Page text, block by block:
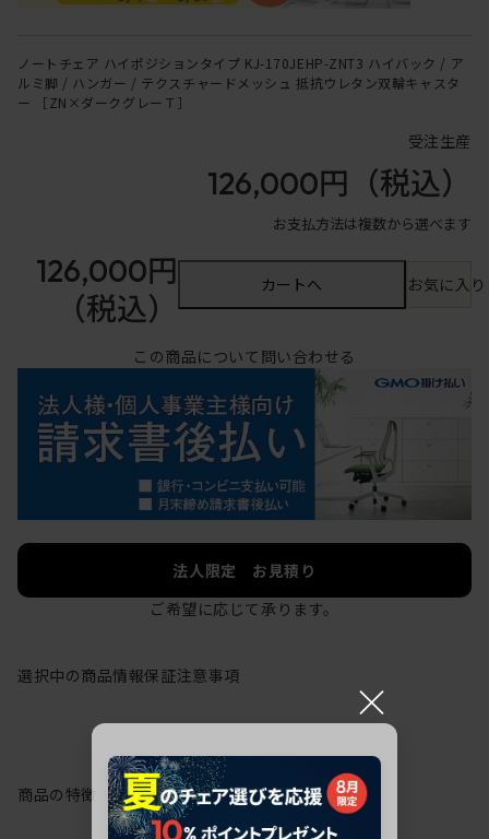
ノートチェア ハイポジションタイプ KJ-170JEHP-ZNT3 ハイバック / ア
ルミ脚 / ハンガー / テクスチャードメッシュ 抵抗ウレタン双輪キャスタ
ー ［ZN×ダークグレーＴ］
受注生産
126,000円 （税込）
お支払方法は複数から選べます
126,000円
（税込）
カートへ お気に入
この商品について問い合わせる
法人限定 お見積り
ご希望に応じて承ります。
選択中の商品情報保証注意事項
商品の特徴
×